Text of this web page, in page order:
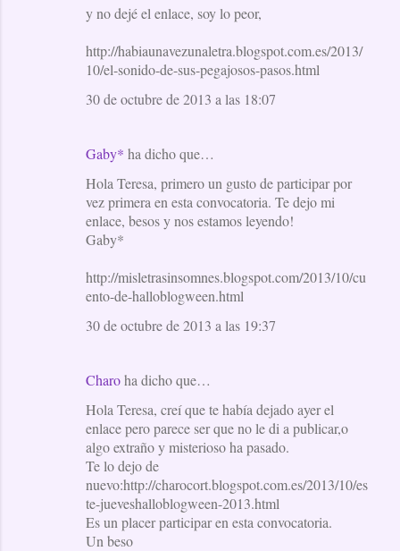
y no dejé el enlace, soy lo peor,
http://habiaunavezunaletra.blogspot.com.es/2013/
10/el-sonido-de-sus-pegajosos-pasos.html
30 de octubre de 2013 a las 18:07
Gaby* ha dicho que…
Hola Teresa, primero un gusto de participar por
vez primera en esta convocatoria. Te dejo mi
enlace, besos y nos estamos leyendo!
Gaby*
http://misletrasinsomnes.blogspot.com/2013/10/cu
ento-de-halloblogween.html
30 de octubre de 2013 a las 19:37
Charoha dicho que…
Hola Teresa, creí que te había dejado ayer el
enlace pero parece ser que no le di a publicar,o
algo extraño y misterioso ha pasado.
Te lo dejo de
nuevo:http://charocort.blogspot.com.es/2013/10/es
te-jueveshalloblogween-2013.html
Es un placer participar en esta convocatoria.
Un beso